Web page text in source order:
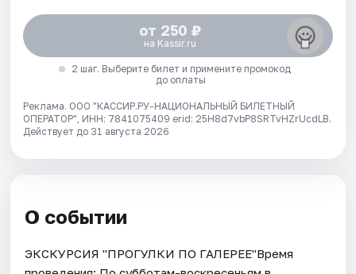
от 250 ₽
на Kassir.ru
2 шаг. Выберите билет и примените промокод
до оплаты
Реклама. ООО "КАССИР.РУ-НАЦИОНАЛЬНЫЙ БИЛЕТНЫЙ
ОПЕРАТОР", ИНН: 7841075409 erid: 25H8d7vbP8SRTvHZrUcdLB.
Действует до 31 августа 2026
О событии
ЭКСКУРСИЯ "ПРОГУЛКИ ПО ГАЛЕРЕЕ"Время